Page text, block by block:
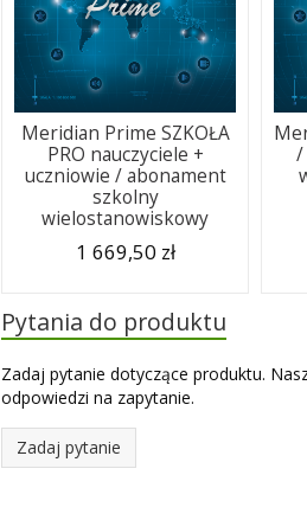
Meridian Prime SZKOŁA
PRO nauczyciele +
uczniowie / abonament
szkolny
wielostanowiskowy
1 669,50 zł
/
Pytania do produktu
Zadaj pytanie dotyczące produktu.
odpowiedzi na zapytanie.
Zadaj pytanie